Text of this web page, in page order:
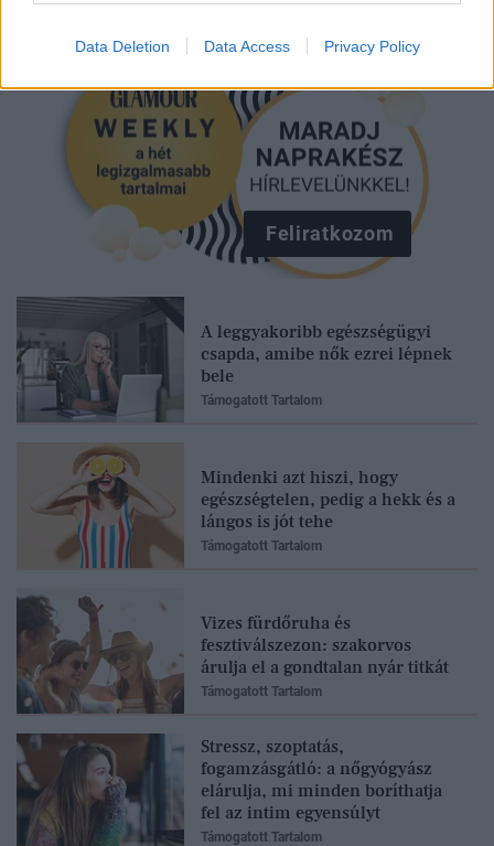
Data Deletion Data Access Privacy Policy
Feliratkozom
A leggyakoribb egészségügyi
csapda, amibe nők ezrei lépnek
bele
Támogatott Tartalom
Mindenki azt hiszi, hogy
egészségtelen, pedig a hekk és a
lángos is jót tehe
Támogatott Tartalom
Vizes fürdőruha és
fesztiválszezon: szakorvos
árulja el a gondtalan nyár titkát
Támogatott Tartalom
Stressz, szoptatás,
fogamzásgátló: a nőgyógyász
elárulja, mi minden boríthatja
fel az intim egyensúlyt
Támogatott Tartalom